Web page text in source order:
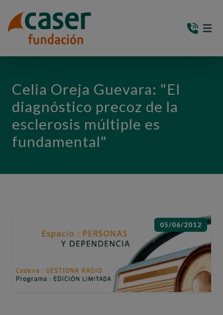
Celia Oreja Guevara: "El
diagnóstico precoz de la
esclerosis múltiple es
fundamental"
05/06/2012